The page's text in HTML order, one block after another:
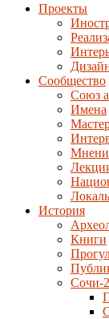
Проекты
Сообщество
Союз
Имена
История
Книги
Сочи-